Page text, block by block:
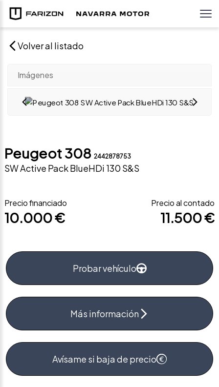
Volver al listado
Imágenes
Peugeot 308 2442878753
SW Active Pack BlueHDi 130 S&S
Precio financiado
10.000 €
Precio al contado
11.500 €
Probar vehículo
Más información
Avísame si baja de precio